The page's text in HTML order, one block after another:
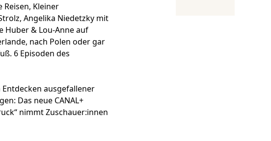
Reisen, Kleiner
Angelika Niedetzky mit
Huber & Lou-Anne auf
nach Polen oder gar
. 6 Episoden des
ausgefallener
Das neue CANAL+
nimmt Zuschauer:innen